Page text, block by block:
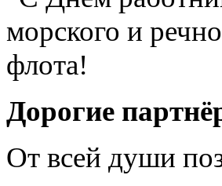
Дорогие
От всей души